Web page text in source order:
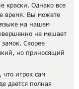
краски. Однако все
время. Вы можете
языке на нашем
не мешает
Скорее
но приносящий
что игрок сам
дается полная